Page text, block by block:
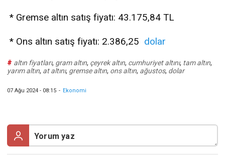
* Gremse altın satış fiyatı: 43.175,84 TL
* Ons altın satış fiyatı: 2.386,25 dolar
# altın fiyatları, gram altın, çeyrek altın, cumhuriyet altını, tam altın,
yarım altın, at altını, gremse altın, ons altın, ağustos, dolar
07 Ağu 2024 - 08:15 - Ekonomi